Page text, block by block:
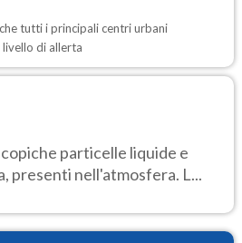
tutti i principali centri urbani
di allerta
particelle liquide e
presenti nell'atmosfera. L...